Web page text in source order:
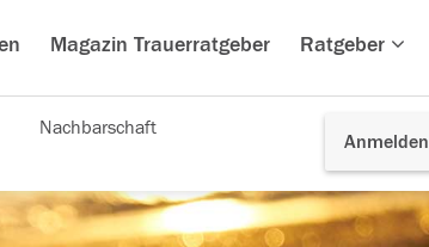
Magazin Trauerratgeber Ratgeber
Anmelden
Nachbarschaft